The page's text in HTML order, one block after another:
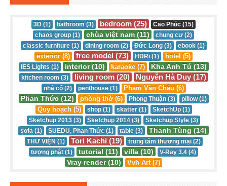
3D (1) bathroom (3) bedroom (25)
Cao Phúc (15)
chaos group (1)
chùa việt nam (11)
chung cư (2)
classic furniture (1)
dining room (2) Đức Long (3) ebook (1)
exterior (8) free model (73) HDRi (1) hotel (5)
IES Lights (1) interior (10) karaoke (7) Kha Anh Tú (13)
kitchen room (3) living room (20) Nguyễn Hà Duy (17)
nhà cổ (2) penthouse (1) Phạm Văn Châu (6)
Phan Thức (12) phòng thờ (6) Phong Thuận (3) pillow (1)
Quy hoạch (5) shop (1) skatter (1)
SketchUp (1)
Sketchup 2013 (3)
Sketchup 2014 (3)
Sketchup Style (3)
sofa (1)
SUEDU, Phan Thức (1) table (3) Thanh Tùng (14)
THƯ VIỆN (1) Tori Kachi (19)
trung tâm thương mại (2)
tượng phật (1)
tutorial (11) villa (10) V-Ray 3.4 (4)
Vray render (10) Vvh Art (7)